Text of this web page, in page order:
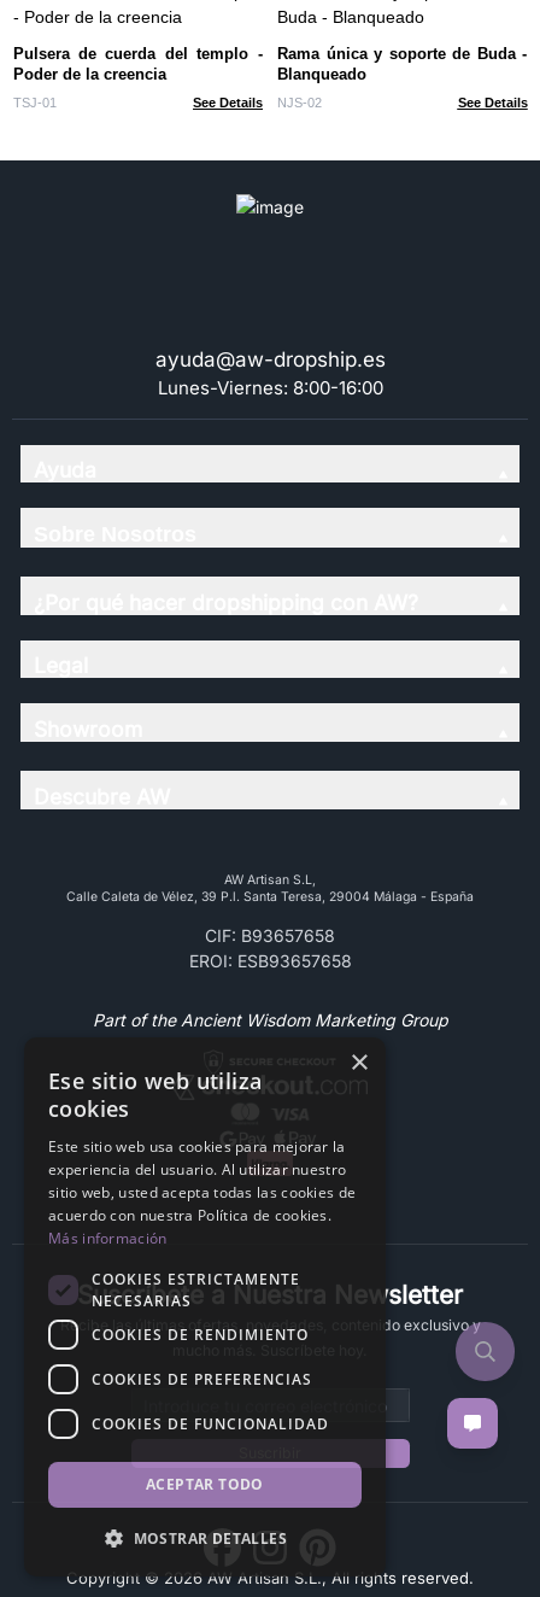
Pulsera de cuerda del templo -
Poder de la creencia
TSJ-01 See Details
Rama única y soporte de Buda -
Blanqueado
NJS-02 See Details
ayuda@aw-dropship.es
Lunes-Viernes: 8:00-16:00
AW Artisan S.L,
Calle Caleta de Vélez, 39 P.l. Santa Teresa, 29004 Málaga - España
CIF: B93657658
EROI: ESB93657658
Part of the Ancient Wisdom Marketing Group
Suscríbete a Nuestra Newsletter
Recibe las últimas ofertas, novedades, contenido exclusivo y
Copyright © 2026 AW Artisan S.L., All rights reserved.
×
Ese sitio web utiliza
cookies
Este sitio web usa cookies para mejorar la
experiencia del usuario. Al utilizar nuestro
sitio web, usted acepta todas las cookies de
acuerdo con nuestra Política de cookies.
Más información
COOKIES ESTRICTAMENTE
NECESARIAS
COOKIES DE RENDIMIENTO
COOKIES DE PREFERENCIAS
COOKIES DE FUNCIONALIDAD
ACEPTAR TODO
MOSTRAR DETALLES